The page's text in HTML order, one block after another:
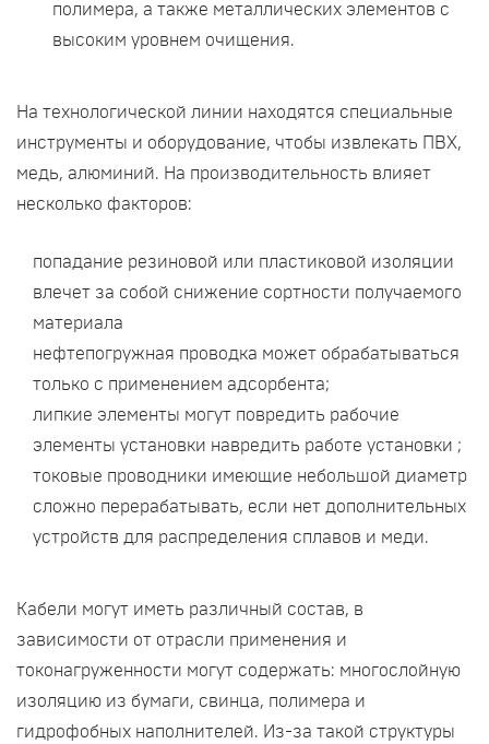
полимера, а также металлических элементов с
высоким уровнем очищения.
На технологической линии находятся специальные
инструменты и оборудование, чтобы извлекать ПВХ,
медь, алюминий. На производительность влияет
несколько факторов:
попадание резиновой или пластиковой изоляции
влечет за собой снижение сортности получаемого
материала
нефтепогружная проводка может обрабатываться
только с применением адсорбента;
липкие элементы могут повредить рабочие
элементы установки навредить работе установки ;
токовые проводники имеющие небольшой диаметр
сложно перерабатывать, если нет дополнительных
устройств для распределения сплавов и меди.
Кабели могут иметь различный состав, в
зависимости от отрасли применения и
токонагруженности могут содержать: многослойную
изоляцию из бумаги, свинца, полимера и
гидрофобных наполнителей. Из-за такой структуры